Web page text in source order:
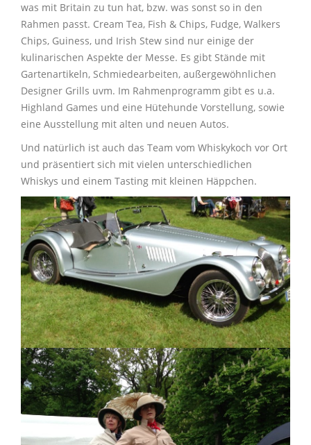
was mit Britain zu tun hat, bzw. was sonst so in den
Rahmen passt. Cream Tea, Fish & Chips, Fudge, Walkers
Chips, Guiness, und Irish Stew sind nur einige der
kulinarischen Aspekte der Messe. Es gibt Stände mit
Gartenartikeln, Schmiedearbeiten, außergewöhnlichen
Designer Grills uvm. Im Rahmenprogramm gibt es u.a.
Highland Games und eine Hütehunde Vorstellung, sowie
eine Ausstellung mit alten und neuen Autos.
Und natürlich ist auch das Team vom Whiskykoch vor Ort
und präsentiert sich mit vielen unterschiedlichen
Whiskys und einem Tasting mit kleinen Häppchen.